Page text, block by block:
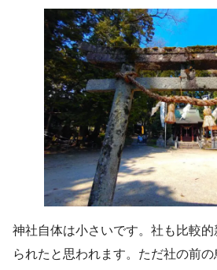
神社自体は小さいです。社も比較的
られたと思われます。ただ社の前